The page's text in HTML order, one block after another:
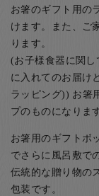
お箸のギフト用の
けます。また、ご
ります。
(お子様食器に関
に入れてのお届け
ラッピング)) お箸
プのものになりま
お箸用のギフトボ
でさらに風呂敷で
伝統的な贈り物の
包装です。